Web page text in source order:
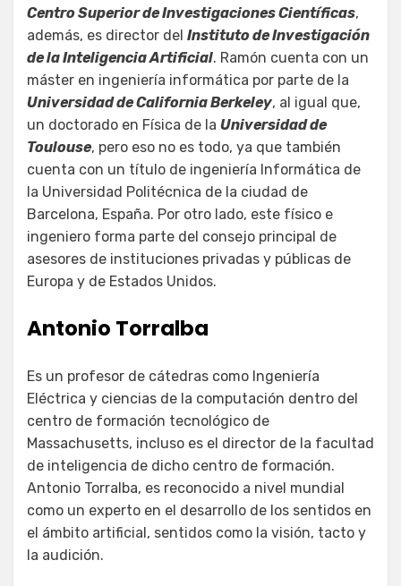
Centro Superior de Investigaciones Científicas,
además, es director del Instituto de Investigación
de la Inteligencia Artificial. Ramón cuenta con un
máster en ingeniería informática por parte de la
Universidad de California Berkeley, al igual que,
un doctorado en Física de la Universidad de
Toulouse, pero eso no es todo, ya que también
cuenta con un título de ingeniería Informática de
la Universidad Politécnica de la ciudad de
Barcelona, España. Por otro lado, este físico e
ingeniero forma parte del consejo principal de
asesores de instituciones privadas y públicas de
Europa y de Estados Unidos.
Antonio Torralba
Es un profesor de cátedras como Ingeniería
Eléctrica y ciencias de la computación dentro del
centro de formación tecnológico de
Massachusetts, incluso es el director de la facultad
de inteligencia de dicho centro de formación.
Antonio Torralba, es reconocido a nivel mundial
como un experto en el desarrollo de los sentidos en
el ámbito artificial, sentidos como la visión, tacto y
la audición.